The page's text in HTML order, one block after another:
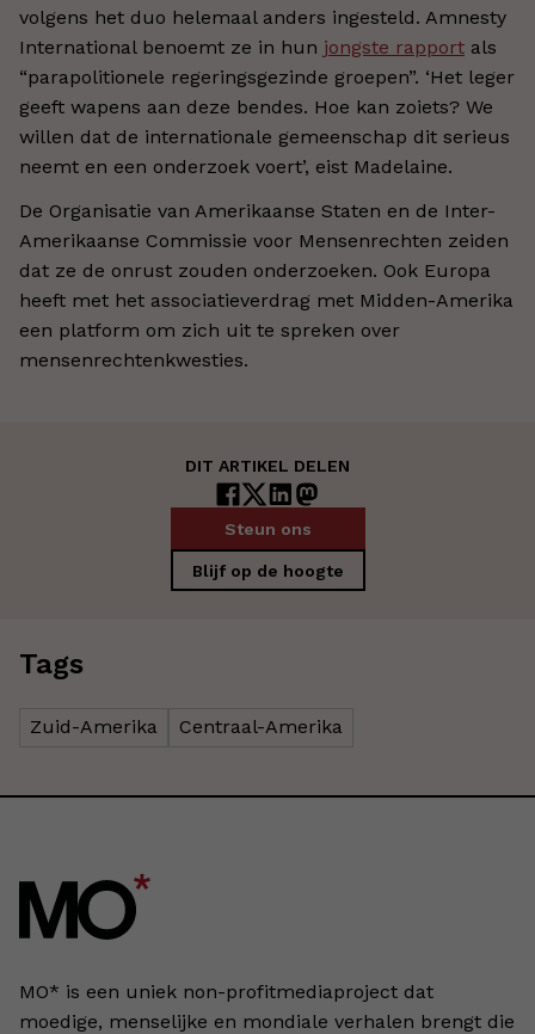
volgens het duo helemaal anders ingesteld. Amnesty
International benoemt ze in hun jongste rapport als
“parapolitionele regeringsgezinde groepen”. ‘Het leger
geeft wapens aan deze bendes. Hoe kan zoiets? We
willen dat de internationale gemeenschap dit serieus
neemt en een onderzoek voert’, eist Madelaine.
De Organisatie van Amerikaanse Staten en de Inter-
Amerikaanse Commissie voor Mensenrechten zeiden
dat ze de onrust zouden onderzoeken. Ook Europa
heeft met het associatieverdrag met Midden-Amerika
een platform om zich uit te spreken over
mensenrechtenkwesties.
DIT ARTIKEL DELEN
Steun ons
Blijf op de hoogte
Tags
Zuid-Amerika Centraal-Amerika
MO* is een uniek non-profitmediaproject dat
moedige, menselijke en mondiale verhalen brengt die